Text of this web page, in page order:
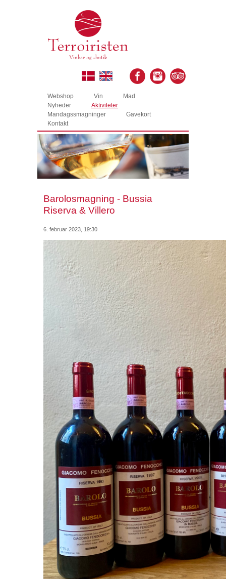
Webshop Vin
Mad
Nyheder
Aktiviteter
Mandagssmagninger
Gavekort
Kontakt
Barolosmagning - Bussia
Riserva & Villero
6. februar 2023, 19:30